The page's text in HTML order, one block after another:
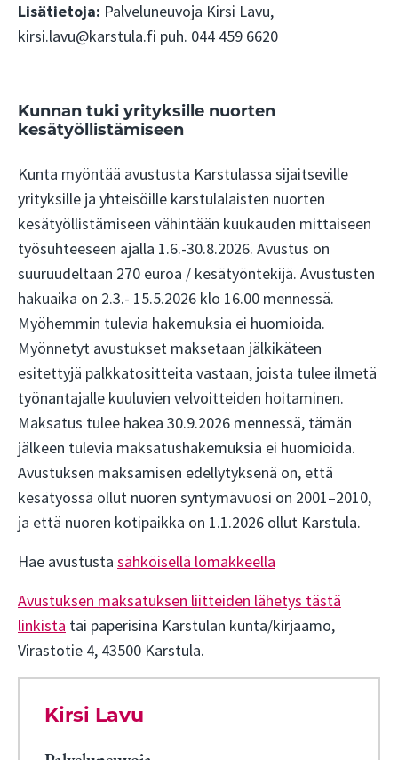
Lisätietoja: Palveluneuvoja Kirsi Lavu,
kirsi.lavu@karstula.fi puh. 044 459 6620
Kunnan tuki yrityksille nuorten
kesätyöllistämiseen
Kunta myöntää avustusta Karstulassa sijaitseville
yrityksille ja yhteisöille karstulalaisten nuorten
kesätyöllistämiseen vähintään kuukauden mittaiseen
työsuhteeseen ajalla 1.6.-30.8.2026. Avustus on
suuruudeltaan 270 euroa / kesätyöntekijä. Avustusten
hakuaika on 2.3.- 15.5.2026 klo 16.00 mennessä.
Myöhemmin tulevia hakemuksia ei huomioida.
Myönnetyt avustukset maksetaan jälkikäteen
esitettyjä palkkatositteita vastaan, joista tulee ilmetä
työnantajalle kuuluvien velvoitteiden hoitaminen.
Maksatus tulee hakea 30.9.2026 mennessä, tämän
jälkeen tulevia maksatushakemuksia ei huomioida.
Avustuksen maksamisen edellytyksenä on, että
kesätyössä ollut nuoren syntymävuosi on 2001–2010,
ja että nuoren kotipaikka on 1.1.2026 ollut Karstula.
Hae avustusta sähköisellä lomakkeella
Avustuksen maksatuksen liitteiden lähetys tästä
linkistä tai paperisina Karstulan kunta/kirjaamo,
Virastotie 4, 43500 Karstula.
Kirsi Lavu